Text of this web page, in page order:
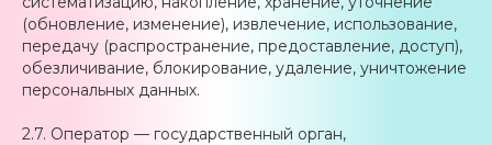
(обновление, изменение), извлечение, использование,
передачу (распространение, предоставление, доступ),
обезличивание, блокирование, удаление, уничтожение
персональных данных.
2.7. Оператор — государственный орган,